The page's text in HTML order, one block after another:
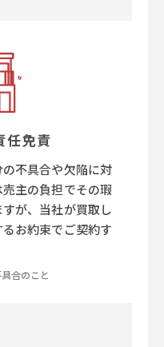
任免責
不具合や欠陥に対
主の負担でその瑕
が、当社が買取し
お約束でご契約す
合のこと